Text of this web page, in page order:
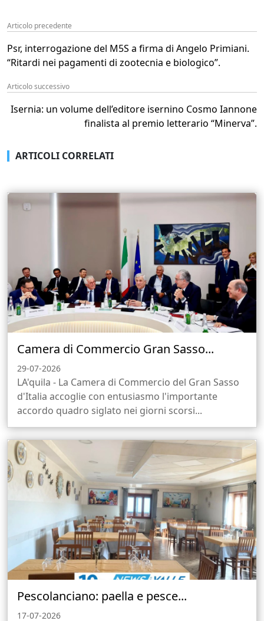
Articolo precedente
Psr, interrogazione del M5S a firma di Angelo Primiani.
“Ritardi nei pagamenti di zootecnia e biologico”.
Articolo successivo
Isernia: un volume dell’editore isernino Cosmo Iannone
finalista al premio letterario “Minerva”.
ARTICOLI CORRELATI
Camera di Commercio Gran Sasso...
29-07-2026
LA'quila - La Camera di Commercio del Gran Sasso
d'Italia accoglie con entusiasmo l'importante
accordo quadro siglato nei giorni scorsi...
Pescolanciano: paella e pesce...
17-07-2026